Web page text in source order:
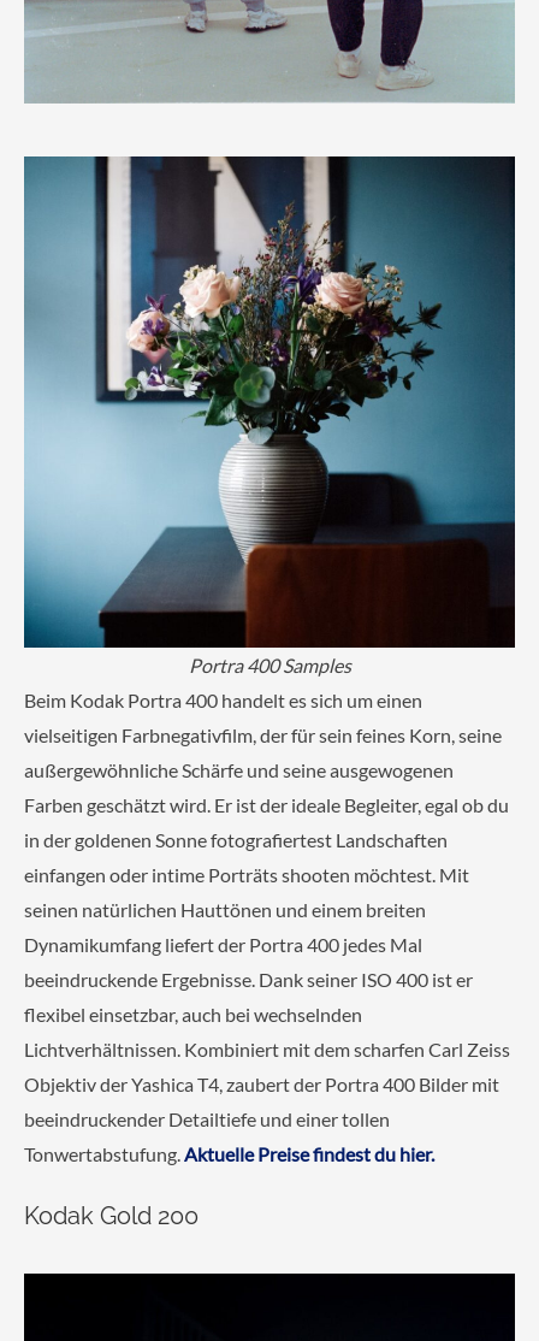
Portra 400 Samples
Beim Kodak Portra 400 handelt es sich um einen
vielseitigen Farbnegativfilm, der für sein feines Korn, seine
außergewöhnliche Schärfe und seine ausgewogenen
Farben geschätzt wird. Er ist der ideale Begleiter, egal ob du
in der goldenen Sonne fotografiertest Landschaften
einfangen oder intime Porträts shooten möchtest. Mit
seinen natürlichen Hauttönen und einem breiten
Dynamikumfang liefert der Portra 400 jedes Mal
beeindruckende Ergebnisse. Dank seiner ISO 400 ist er
flexibel einsetzbar, auch bei wechselnden
Lichtverhältnissen. Kombiniert mit dem scharfen Carl Zeiss
Objektiv der Yashica T4, zaubert der Portra 400 Bilder mit
beeindruckender Detailtiefe und einer tollen
Tonwertabstufung. Aktuelle Preise findest du hier.
Kodak Gold 200